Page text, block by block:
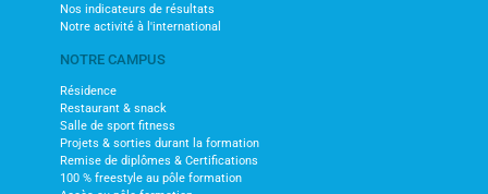
Nos indicateurs de résultats
Notre activité à l'international
NOTRE CAMPUS
Résidence
Restaurant & snack
Salle de sport fitness
Projets & sorties durant la formation
Remise de diplômes & Certifications
100 % freestyle au pôle formation